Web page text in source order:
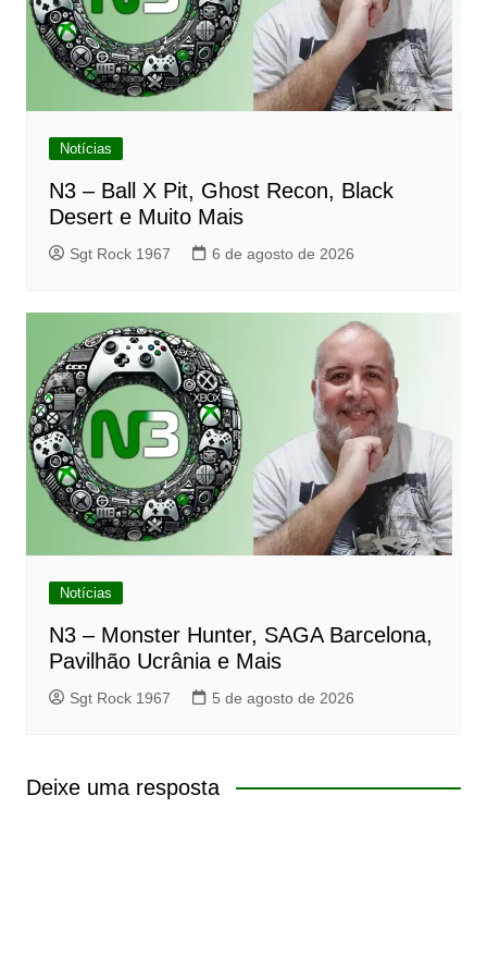
Notícias
N3 – Ball X Pit, Ghost Recon, Black
Desert e Muito Mais
Sgt Rock 1967 6 de agosto de 2026
Notícias
N3 – Monster Hunter, SAGA Barcelona,
Pavilhão Ucrânia e Mais
Sgt Rock 1967 5 de agosto de 2026
Deixe uma resposta